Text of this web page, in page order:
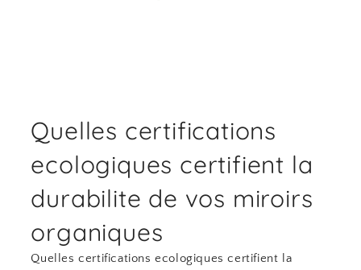
Quelles certifications
ecologiques certifient la
durabilite de vos miroirs
organiques
Quelles certifications ecologiques certifient la